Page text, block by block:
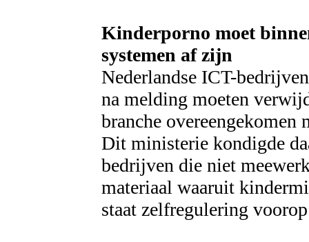
Kinderporno moet
systemen af zijn
Nederlandse ICT-
na melding moeten
branche
Dit ministerie kondigde
bedrijven die niet
materiaal waaruit
staat zelfregulering